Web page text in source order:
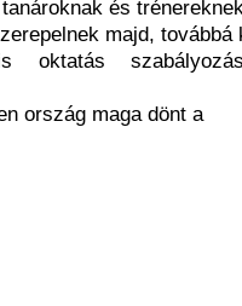
és
majd,
ország maga dönt a